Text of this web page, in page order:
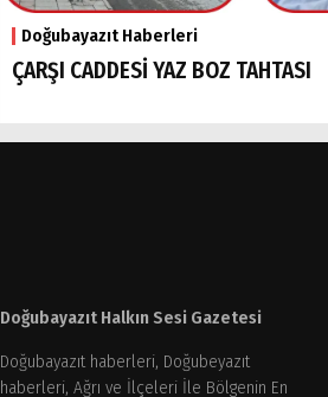
Doğubayazıt Haberleri
ÇARŞI CADDESİ YAZ BOZ TAHTASI
Doğubayazıt Halkın Sesi Gazetesi
Doğubayazıt haberleri, Doğubeyazıt
haberleri, Ağrı ve İlçeleri İle Bölgenin En